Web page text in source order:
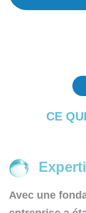
d'un système
CE et CB,
qualité et la
Renommé
solutions
aux exigences
Chez Ningbo
CE
Avec une